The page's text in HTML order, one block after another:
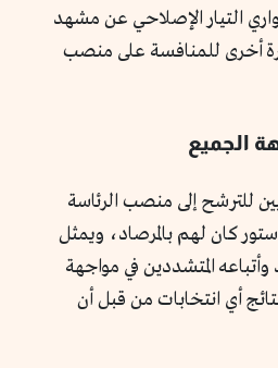
التيار الإصلاحي عن مشهد
أخرى للمنافسة على منصب
الجميع
للترشح إلى منصب الرئاسة
كان لهم بالمرصاد، ويمثل
المتشددين في مواجهة
أي انتخابات من قبل أن